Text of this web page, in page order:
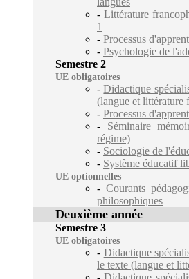
-Littérature
1
- Processus
- Psychologie de
Semestre 2
UE obligatoires
-Didactique
(langue et littérature
- Processus
- Séminaire
régime)
- Sociologie de
- Système éducatif
UE optionnelles
- Courants
philosophiques
Deuxième année
Semestre 3
UE obligatoires
- Didactique
le texte (langue et